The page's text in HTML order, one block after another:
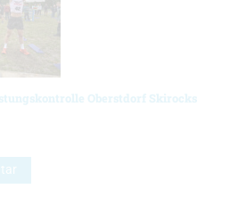
Oberstdorf Skirocks